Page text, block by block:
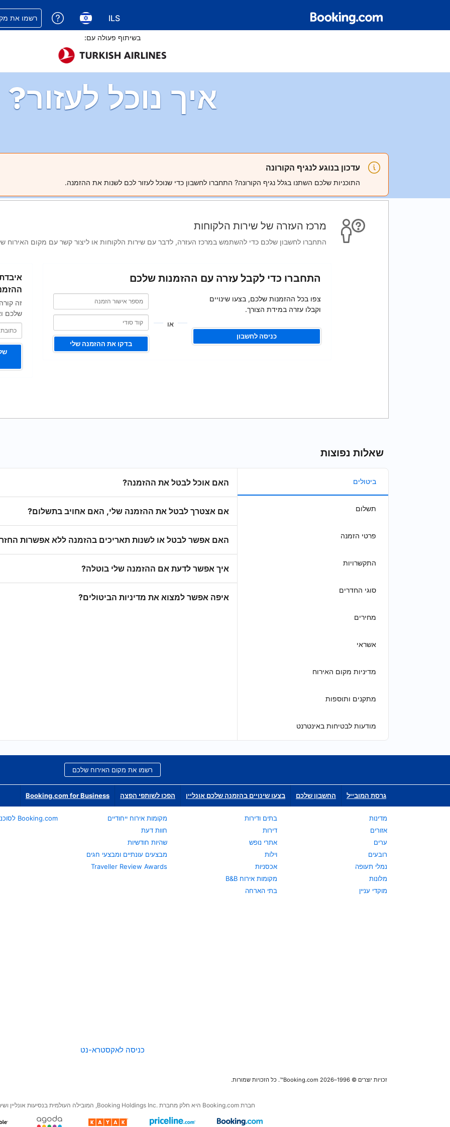
ILS
בחירת סוג מטבע. סוג המטבע
בחירת שפה. השפה
קבלת עזרה
רשמו את
בשיתוף פעולה עם:
איך נוכל לעזור?
עדכון בנוגע לנגיף הקורונה
התוכניות שלכם השתנו בגלל נגיף הקורונה? התחברו לחשבון כדי שנוכל לעזור לכם לשנות את ההזמנה.
מרכז העזרה של שירות הלקוחות
התחברו לחשבון שלכם כדי להשתמש במרכז העזרה, לדבר עם שירות הלקוחות או ליצור קשר עם מקום האירוח
התחברו כדי לקבל עזרה עם ההזמנות שלכם
צפו בכל ההזמנות שלכם, בצעו שינויים
וקבלו עזרה במידת הצורך.
כניסה לחשבון
או
מספר
אישור
הזמנה
מספר
אישור
הזמנה
בדקו את ההזמנה שלי
זה
שלכם
האימייל
שלכם
שאלות נפוצות
ביטולים
תשלום
פרטי הזמנה
התקשרויות
סוגי החדרים
מחירים
אשראי
מדיניות מקום האירוח
מתקנים ותוספות
מודעות לבטיחות באינטרנט
האם אוכל לבטל את ההזמנה?
אם אצטרך לבטל את ההזמנה שלי, האם אחויב בתשלום?
האם אפשר לבטל או לשנות תאריכים בהזמנה ללא אפשרות
איך אפשר לדעת אם ההזמנה שלי בוטלה?
איפה אפשר למצוא את מדיניות הביטולים?
רשמו את מקום האירוח שלכם
גרסת המובייל החשבון שלכם בצעו שינויים בהזמנה שלכם אונליין הפכו לשותפי הפצה Booking.com for Business
מדינות
אזורים
ערים
רובעים
נמלי תעופה
מלונות
מוקדי עניין
בתים ודירות
דירות
אתרי נופש
וילות
אכסניות
מקומות אירוח B&B
בתי הארחה
מקומות אירוח ייחודיים
חוות דעת
שהיות חודשיות
מבצעים עונתיים ומבצעי חגים
Traveller Review Awards
Booking.com לסוכני נסיעות
כניסה לאקסטרא-נט
זכויות יוצרים © 1996–2026 Booking.com™. כל הזכויות שמורות.
חברת Booking.com היא חלק מחברת .Booking Holdings Inc, המובילה העולמית בנסיעות אונליין ושירותים נלווים.